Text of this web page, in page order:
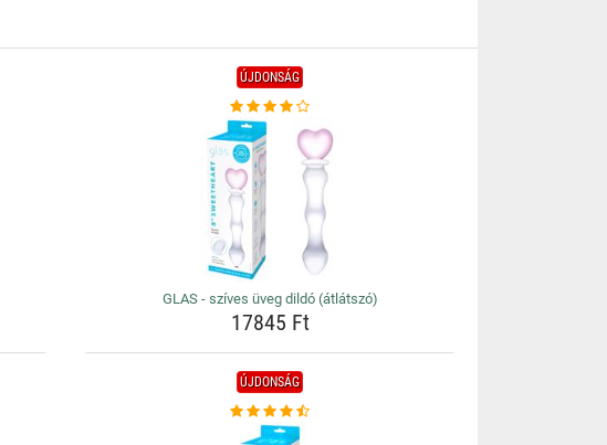
ÚJDONSÁG
GLAS - szíves üveg dildó (átlátszó)
17845 Ft
ÚJDONSÁG